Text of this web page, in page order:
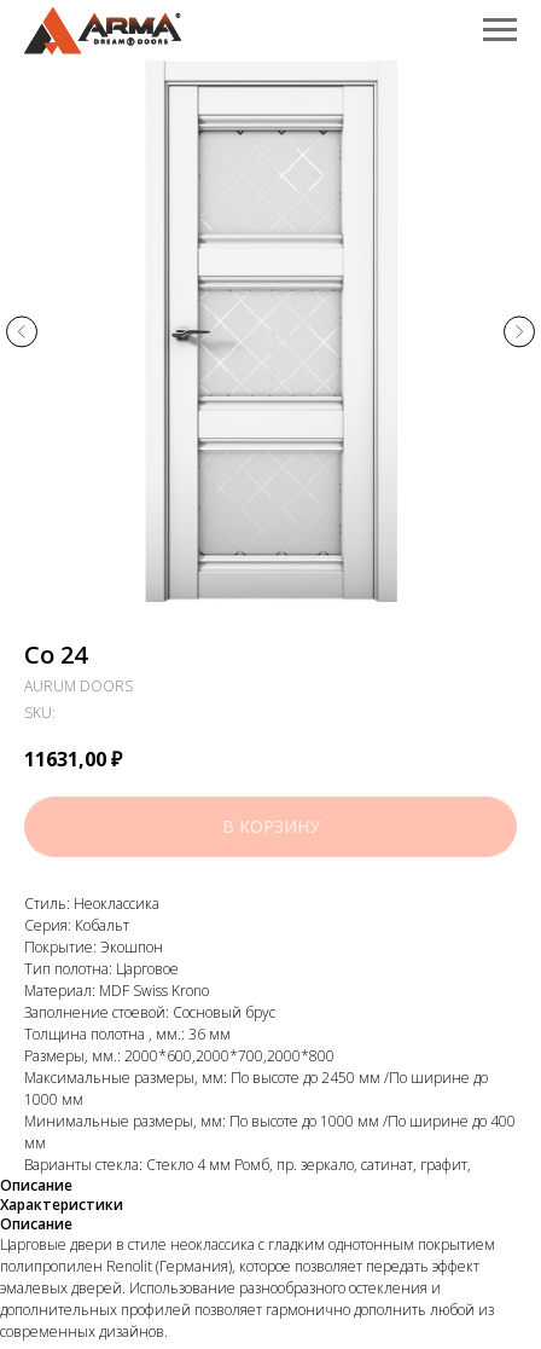
Co 24
AURUM DOORS
SKU:
11631,00₽
В КОРЗИНУ
Стиль: Неоклассика
Серия: Кобальт
Покрытие: Экошпон
Тип полотна: Царговое
Материал: MDF Swiss Krono
Заполнение стоевой: Сосновый брус
Толщина полотна , мм.: 36 мм
Размеры, мм.: 2000*600,2000*700,2000*800
Максимальные размеры, мм: По высоте до 2450 мм /По ширине до
1000 мм
Минимальные размеры, мм: По высоте до 1000 мм /По ширине до 400
мм
Варианты стекла: Стекло 4 мм Ромб, пр. зеркало, сатинат, графит,
Описание
Характеристики
Описание
Царговые двери в стиле неоклассика с гладким однотонным покрытием
полипропилен Renolit (Германия), которое позволяет передать эффект
эмалевых дверей. Использование разнообразного остекления и
дополнительных профилей позволяет гармонично дополнить любой из
современных дизайнов.